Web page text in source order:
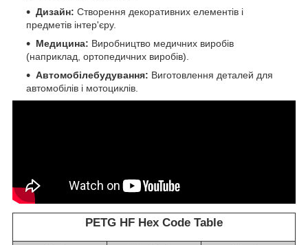
Дизайн: Створення декоративних елементів і
предметів інтер'єру.
Медицина: Виробництво медичних виробів
(наприклад, ортопедичних виробів).
Автомобілебудування: Виготовлення деталей для
автомобілів і мотоциклів.
PETG HF Hex Code Table